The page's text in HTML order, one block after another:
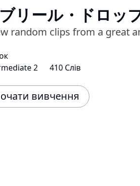
リール・ドロッ
random clips from a great
2
410 Слів
вивчення